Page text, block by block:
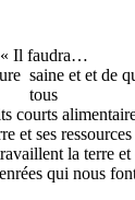
« Il faudra…
saine et et de
tous
courts
et ses
la terre
qui nous